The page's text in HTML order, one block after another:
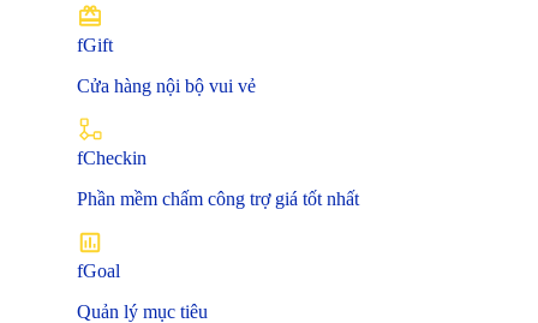
fGift
Cửa hàng nội bộ vui vẻ
fCheckin
Phần mềm chấm công trợ giá tốt nhất
fGoal
Quản lý mục tiêu